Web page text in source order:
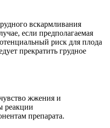
вскармливания
если предполагаемая
риск для плода
прекратить грудное
жжения и
реакции
препарата.